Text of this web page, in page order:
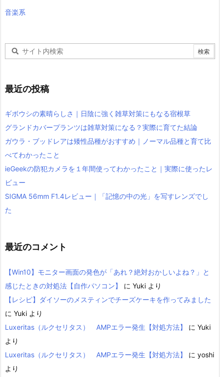
音楽系
最近の投稿
ギボウシの素晴らしさ｜日陰に強く雑草対策にもなる宿根草
グランドカバープランツは雑草対策になる？実際に育てた結論
ガウラ・ブッドレアは矮性品種がおすすめ｜ノーマル品種と育て比
べてわかったこと
ieGeekの防犯カメラを１年間使ってわかったこと｜実際に使ったレ
ビュー
SIGMA 56mm F1.4レビュー｜「記憶の中の光」を写すレンズでし
た
最近のコメント
【Win10】モニター画面の発色が「あれ？絶対おかしいよね？」と
感じたときの対処法【自作パソコン】
に Yuki より
【レシピ】ダイソーのメスティンでチーズケーキを作ってみました
に Yuki より
Luxeritas（ルクセリタス） AMPエラー発生【対処方法】
に Yuki
より
Luxeritas（ルクセリタス） AMPエラー発生【対処方法】
に yoshi
より